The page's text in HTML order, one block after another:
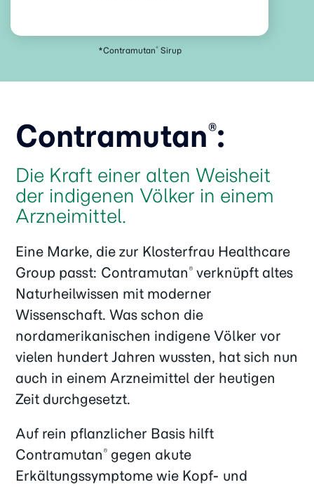
*Contramutan®Sirup
Contramutan®:
Die Kraft einer alten Weisheit
der indigenen Völker in einem
Arzneimittel.
Eine Marke, die zur Klosterfrau Healthcare
Group passt: Contramutan ® verknüpft altes
Naturheilwissen mit moderner
Wissenschaft. Was schon die
nordamerikanischen indigene Völker vor
vielen hundert Jahren wussten, hat sich nun
auch in einem Arzneimittel der heutigen
Zeit durchgesetzt.
Auf rein pflanzlicher Basis hilft
Contramutan ® gegen akute
Erkältungssymptome wie Kopf- und